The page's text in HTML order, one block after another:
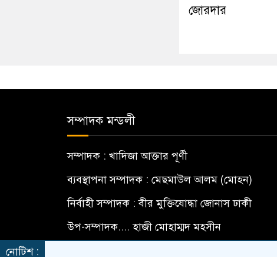
জোরদার
সম্পাদক মন্ডলী
সম্পাদক : খাদিজা আক্তার পূর্ণী
ব্যবস্থাপনা সম্পাদক : মেছমাউল আলম (মোহন)
নির্বাহী সম্পাদক : বীর মুক্তিযোদ্ধা জোনাস ঢাকী
উপ-সম্পাদক.... হাজী মোহাম্মদ মহসীন
নোটিশ :